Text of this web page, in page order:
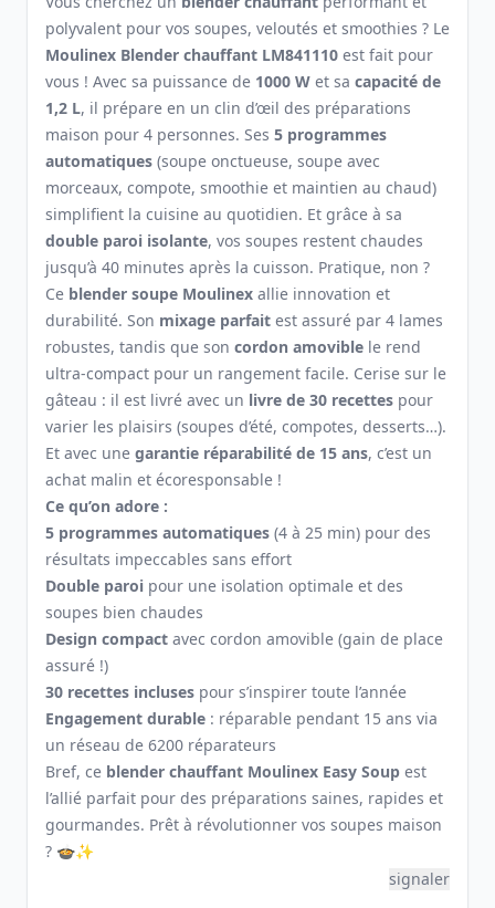
polyvalent pour vos soupes, veloutés et smoothies ? Le
Moulinex Blender chauffant LM841110 est fait pour
vous ! Avec sa puissance de 1000 W et sa capacité de
1,2 L, il prépare en un clin d’œil des préparations
maison pour 4 personnes. Ses 5 programmes
automatiques (soupe onctueuse, soupe avec
morceaux, compote, smoothie et maintien au chaud)
simplifient la cuisine au quotidien. Et grâce à sa
double paroi isolante, vos soupes restent chaudes
jusqu’à 40 minutes après la cuisson. Pratique, non ?
Ce blender soupe Moulinex allie innovation et
durabilité. Son mixage parfait est assuré par 4 lames
robustes, tandis que son cordon amovible le rend
ultra-compact pour un rangement facile. Cerise sur le
gâteau : il est livré avec un livre de 30 recettes pour
varier les plaisirs (soupes d’été, compotes, desserts…).
Et avec une garantie réparabilité de 15 ans, c’est un
achat malin et écoresponsable !
Ce qu’on adore :
5 programmes automatiques (4 à 25 min) pour des
résultats impeccables sans effort
Double paroi pour une isolation optimale et des
soupes bien chaudes
Design compact avec cordon amovible (gain de place
assuré !)
30 recettes incluses pour s’inspirer toute l’année
Engagement durable : réparable pendant 15 ans via
un réseau de 6200 réparateurs
Bref, ce blender chauffant Moulinex Easy Soup est
l’allié parfait pour des préparations saines, rapides et
gourmandes. Prêt à révolutionner vos soupes maison
? 🍲✨
signaler